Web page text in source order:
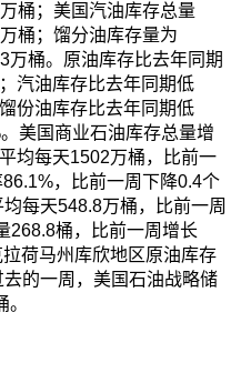
桶；美国汽油库存总量
桶；馏分油库存量为
万桶。原油库存比去年同期
汽油库存比去年同期低
份油库存比去年同期低
美国商业石油库存总量增
均每天1502万桶，比前一
，比前一周下降0.4个
每天548.8万桶，比前一周
268.8桶，比前一周增长
荷马州库欣地区原油库存
的一周，美国石油战略储